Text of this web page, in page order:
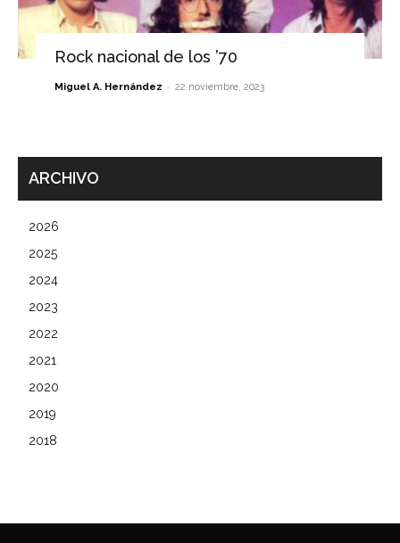
Rock nacional de los ’70
Miguel A. Hernández - 22 noviembre, 2023
ARCHIVO
2026
2025
2024
2023
2022
2021
2020
2019
2018